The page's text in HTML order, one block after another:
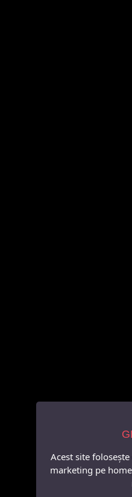
Acest site
marketing pe